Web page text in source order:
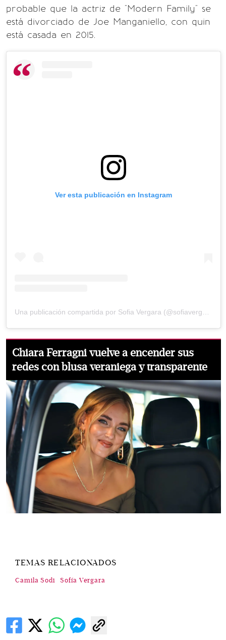
probable que la actriz de "Modern Family" se
está divorciado de Joe Manganiello, con quin
está casada en 2015.
Ver esta publicación en Instagram
Una publicación compartida por Sofia Vergara (@sofiavergara)
Chiara Ferragni vuelve a encender sus
redes con blusa veraniega y transparente
TEMAS RELACIONADOS
Camila Sodi Sofía Vergara